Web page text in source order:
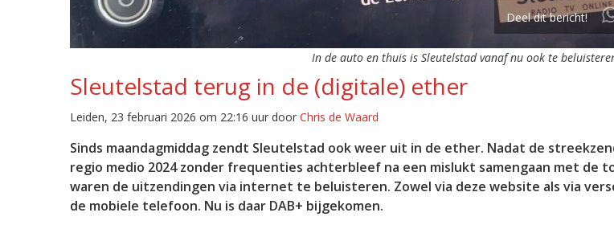
Deel dit bericht!
In de auto en thuis is Sleutelstad vanaf nu ook te
Sleutelstad terug in de (digitale) ether
Leiden, 23 februari 2026 om 22:16 uur door Chris de Waard
Sinds maandagmiddag zendt Sleutelstad ook weer uit in de ether. Nadat de
regio medio 2024 zonder frequenties achterbleef na een mislukt samengaan met de
waren de uitzendingen via internet te beluisteren. Zowel via deze website als via
de mobiele telefoon. Nu is daar DAB+ bijgekomen.